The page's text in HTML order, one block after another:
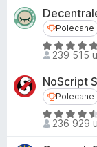
3
/
5
e
n
a
:
,
4
/
5
Polecane
Polecane
O
c
e
n
a
:
239 515
NoScript
Polecane
Polecane
O
c
e
236 929